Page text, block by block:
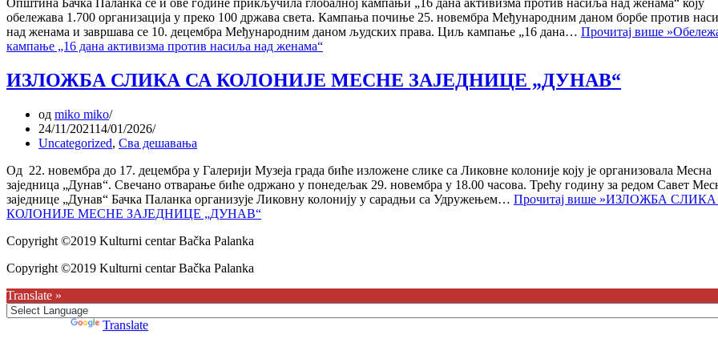
Општина Бачка Паланка се и ове године прикључила глобалној кампањи „16 дана активизма против насиља над женама“ коју
обележава 1.700 организација у преко 100 држава света. Кампања почиње 25. новембра Међународним даном борбе против
над женама и завршава се 10. децембра Међународним даном људских права. Циљ кампање „16 дана… Прочитај више »
кампање „16 дана активизма против насиља над женама“
ИЗЛОЖБА СЛИКА СА КОЛОНИЈЕ МЕСНЕ ЗАЈЕДНИЦЕ „ДУНАВ“
од miko miko
24/11/202114/01/2026
Uncategorized, Сва дешавања
Од 22. новембра до 17. децембра у Галерији Музеја града биће изложене слике са Ликовне колоније коју је организовала Месна
заједница „Дунав“. Свечано отварање биће одржано у понедељак 29. новембра у 18.00 часова. Трећу годину за редом Савет
заједнице „Дунав“ Бачка Паланка организује Ликовну колонију у сарадњи са Удружењем… Прочитај више »ИЗЛОЖБА СЛИКА
КОЛОНИЈЕ МЕСНЕ ЗАЈЕДНИЦЕ „ДУНАВ“
Copyright ©2019 Kulturni centar Bačka Palanka
Copyright ©2019 Kulturni centar Bačka Palanka
Translate »
Translate